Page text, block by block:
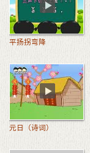
平扬拐弯降
元日（诗词）